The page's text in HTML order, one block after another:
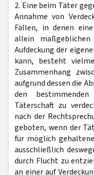
2. Eine beim Täter
Annahme von
Fällen, in denen
allein
Aufdeckung der
kann, besteht
Zusammenhang
aufgrund dessen die
den
Täterschaft zu
nach der
geboten, wenn der
für möglich
ausschließlich
durch Flucht zu
an einer auf